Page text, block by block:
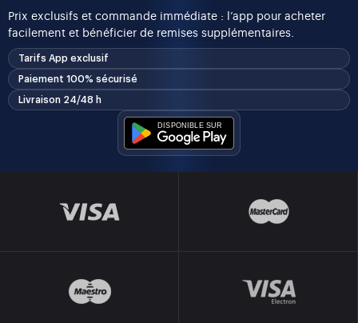
Prix exclusifs et commande immédiate : l’app pour acheter
facilement et bénéficier de remises supplémentaires.
Tarifs App exclusif
Paiement 100% sécurisé
Livraison 24/48 h